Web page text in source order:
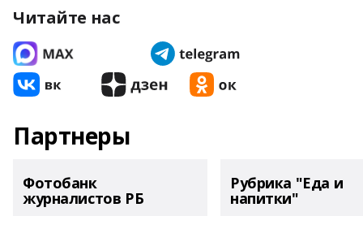
Читайте нас
Партнеры
Фотобанк
журналистов РБ
Рубрика "Еда и
напитки"